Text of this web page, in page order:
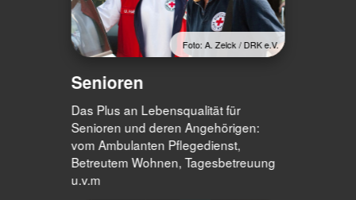
Foto: A. Zelck / DRK e.V.
Senioren
Das Plus an Lebensqualität für
Senioren und deren Angehörigen:
vom Ambulanten Pflegedienst,
Betreutem Wohnen, Tagesbetreuung
u.v.m